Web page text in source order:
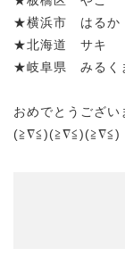
★横浜市 はるか
★北海道 サキ
★岐阜県 みるく
おめでとうござい
(≧∇≦)(≧∇≦)(≧∇≦)